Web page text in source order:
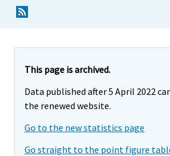
This page is archived.
Data published after 5 April 2022
the renewed website.
Go to the new statistics page
Go straight to the point figure